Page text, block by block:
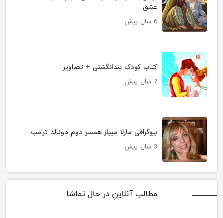
عشق
6 سال پیش
کتاب کودک بندانگشتی + تصاویر
7 سال پیش
بیوگرافی مارلا میپلز همسر دوم دونالد ترامپ
3 سال پیش
مطالب آنلاینِ در حال تماشا